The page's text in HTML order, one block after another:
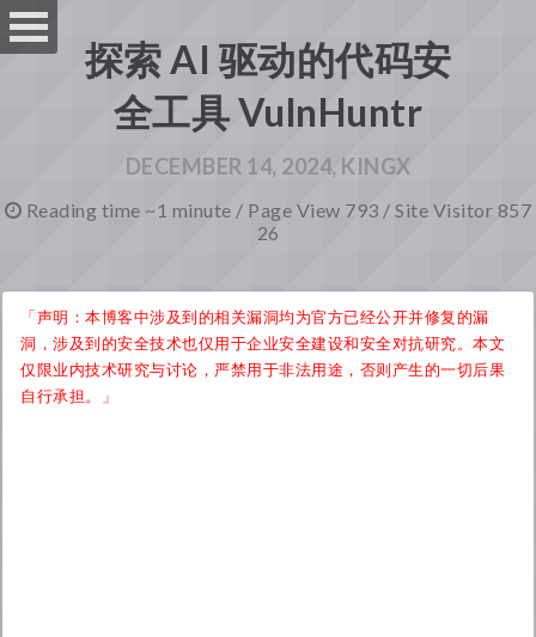
探索 AI 驱动的代码安
全工具 VulnHuntr
DECEMBER 14, 2024, KINGX
Reading time ~1 minute / Page View 793 / Site Visitor 857
26
「声明：本博客中涉及到的相关漏洞均为官方已经公开并修复的漏
洞，涉及到的安全技术也仅用于企业安全建设和安全对抗研究。本文
仅限业内技术研究与讨论，严禁用于非法用途，否则产生的一切后果
自行承担。」